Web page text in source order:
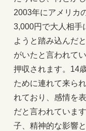
2003年にアメリカ
3,000円で大人相手
ようと踏み込んだ
がいたと言われて
押収されます。14
ために連れて来ら
れており、感情を
だと言われていま
子、精神的な影響